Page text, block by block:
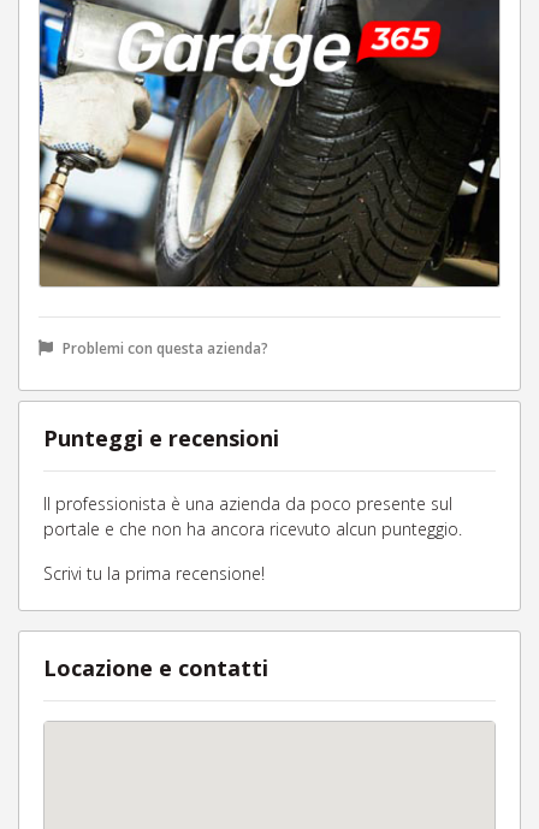
Problemi con questa azienda?
Punteggi e recensioni
Il professionista è una azienda da poco presente sul
portale e che non ha ancora ricevuto alcun punteggio.
Scrivi tu la prima recensione!
Locazione e contatti